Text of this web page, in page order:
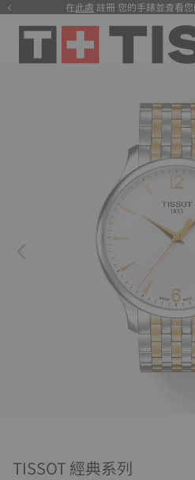
在此處 註冊 您的手錶並查看
注册
TISSOT 經典系列